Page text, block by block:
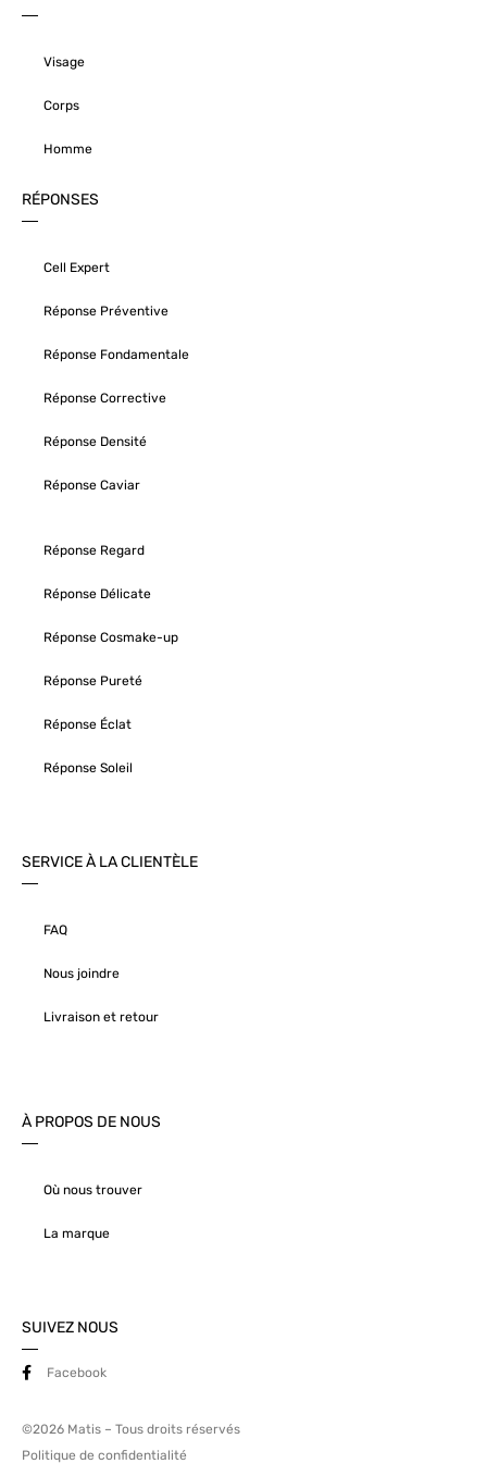
Visage
Corps
Homme
RÉPONSES
Cell Expert
Réponse Préventive
Réponse Fondamentale
Réponse Corrective
Réponse Densité
Réponse Caviar
Réponse Regard
Réponse Délicate
Réponse Cosmake-up
Réponse Pureté
Réponse Éclat
Réponse Soleil
SERVICE À LA CLIENTÈLE
FAQ
Nous joindre
Livraison et retour
À PROPOS DE NOUS
Où nous trouver
La marque
SUIVEZ NOUS
Facebook
©2026 Matis – Tous droits réservés
Politique de confidentialité